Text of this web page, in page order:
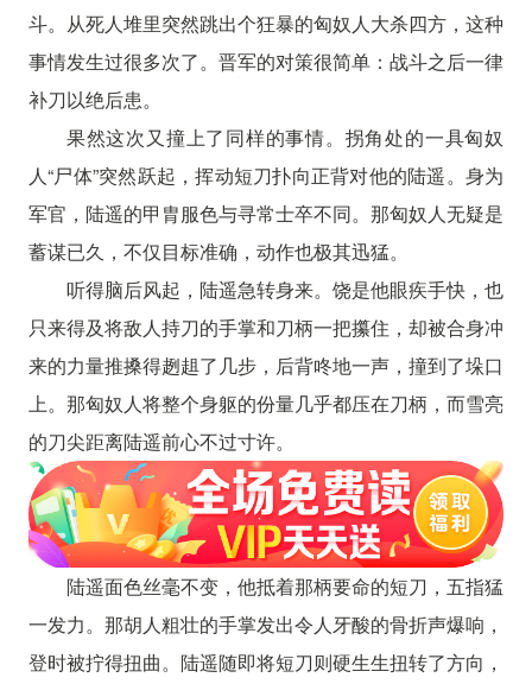
斗。从死人堆里突然跳出个狂暴的匈奴人大杀四方，这种
事情发生过很多次了。晋军的对策很简单：战斗之后一律
补刀以绝后患。
果然这次又撞上了同样的事情。拐角处的一具匈奴
人“尸体”突然跃起，挥动短刀扑向正背对他的陆遥。身为
军官，陆遥的甲胄服色与寻常士卒不同。那匈奴人无疑是
蓄谋已久，不仅目标准确，动作也极其迅猛。
听得脑后风起，陆遥急转身来。饶是他眼疾手快，也
只来得及将敌人持刀的手掌和刀柄一把攥住，却被合身冲
来的力量推搡得趔趄了几步，后背咚地一声，撞到了垛口
上。那匈奴人将整个身躯的份量几乎都压在刀柄，而雪亮
的刀尖距离陆遥前心不过寸许。
陆遥面色丝毫不变，他抵着那柄要命的短刀，五指猛
一发力。那胡人粗壮的手掌发出令人牙酸的骨折声爆响，
登时被拧得扭曲。陆遥随即将短刀则硬生生扭转了方向，